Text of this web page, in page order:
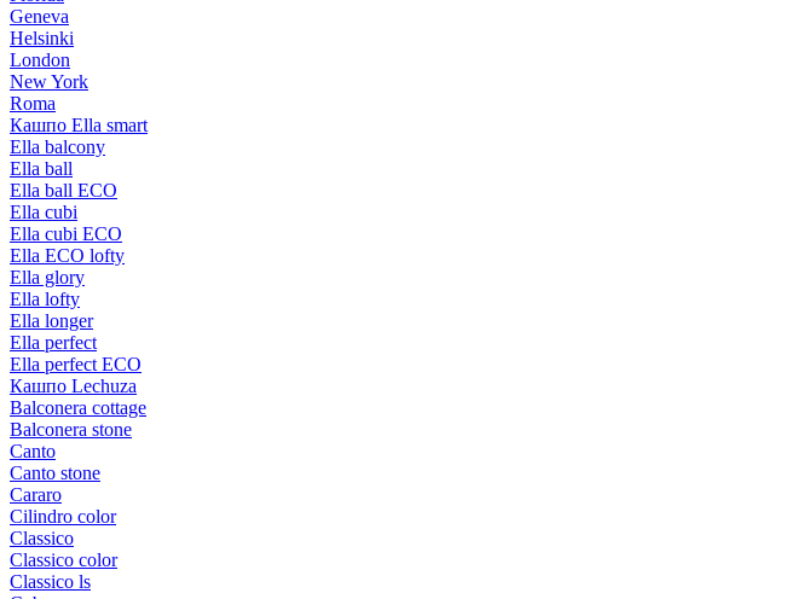
Geneva
Helsinki
London
New York
Roma
Кашпо Ella smart
Ella balcony
Ella ball
Ella ball ECO
Ella cubi
Ella cubi ECO
Ella ECO lofty
Ella glory
Ella lofty
Ella longer
Ella perfect
Ella perfect ECO
Кашпо Lechuza
Balconera cottage
Balconera stone
Canto
Canto stone
Cararo
Cilindro color
Classico
Classico color
Classico ls